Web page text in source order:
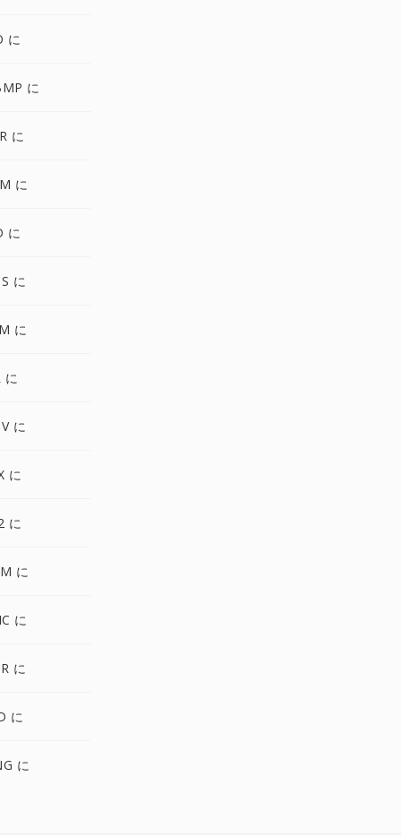
に
に
に
に
に
に
に
に
に
に
に
に
に
に
に
に